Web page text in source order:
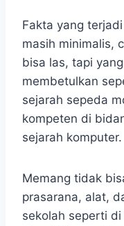
Fakta yang
masih minimalis,
bisa las, tapi
membetulkan
sejarah sepeda
kompeten di
sejarah komputer.
Memang tidak
prasarana, alat,
sekolah seperti